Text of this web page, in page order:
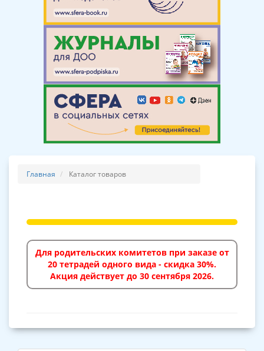
Главная Каталог товаров
Для родительских комитетов при заказе от
20 тетрадей одного вида - скидка 30%.
Акция действует до 30 сентября 2026.